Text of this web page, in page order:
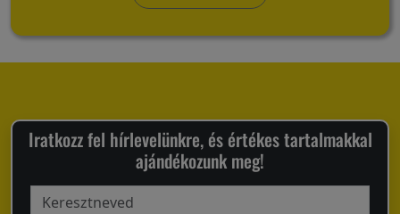
Iratkozz fel hírlevelünkre, és értékes tartalmakkal
ajándékozunk meg!